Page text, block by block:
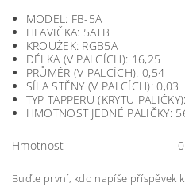
MODEL: FB-5A
HLAVIČKA: 5ATB
KROUŽEK: RGB5A
DÉLKA (V PALCÍCH): 16,25
PRŮMĚR (V PALCÍCH): 0,54
SÍLA STĚNY (V PALCÍCH): 0,03
TYP TAPPERU (KRYTU
HMOTNOST JEDNÉ PALIČKY:
Hmotnost
Buďte první, kdo napíše příspěvek